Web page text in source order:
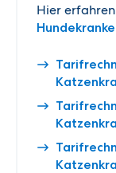
Hier